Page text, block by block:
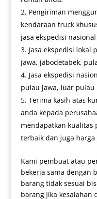
Pengiriman
kendaraan truck
jasa ekspedisi
Jasa ekspedisi
jawa, jabodetabek,
Jasa ekspedisi
pulau jawa, luar
Terima kasih atas
anda kepada
mendapatkan kualitas
terbaik dan juga
Kami pembuat atau
bekerja sama dengan
barang tidak sesuai
barang jika kesalahan